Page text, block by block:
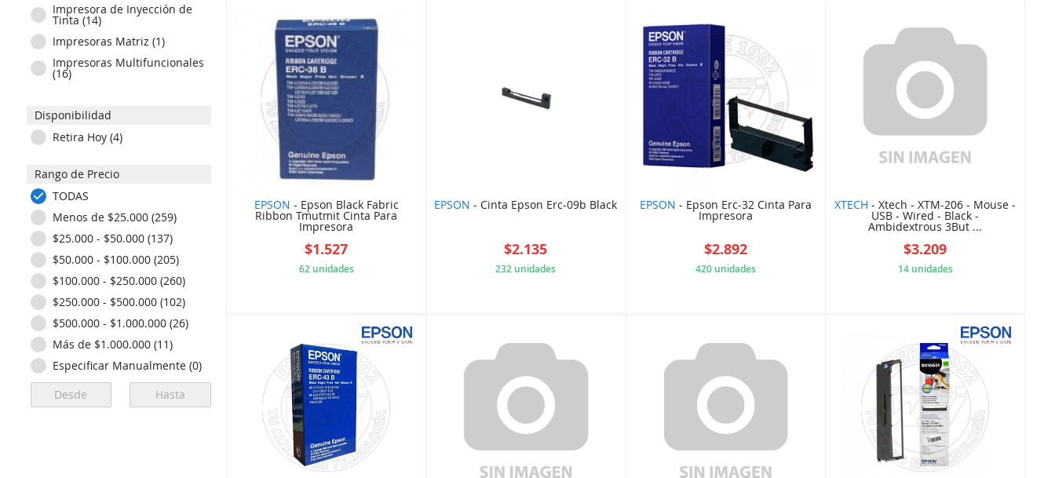
LOGITECH (37)
PRIMUS GAMING (8)
RAZER (19)
STARTECH (1)
XTECH (14)
ZAGG (1)
ZEBRA (5)
Impresora de Inyección de
Tinta (14)
Impresoras Matriz (1)
Impresoras Multifuncionales
(16)
Impresoras a Láser (7)
Impresoras de Corte Plotters
Impresoras y Suministros (1)
Multifuncionales Laser (1)
Ofertas - Ofertas del Día (2)
Ofertas - Wei Friday (1)
Productos - Despacho
Express (2)
Rotuladores & Etiquetadoras
(14)
Suministros de Impresoras
(485)
Suministros para HP (2)
Toner - Kit - Tambor (13)
Tóners HP (Impresoras
Láser) (61)
Disponibilidad
Retira Hoy (4)
Rango de Precio
TODAS
Menos de $25.000 (259)
$25.000 - $50.000 (137)
$50.000 - $100.000 (205)
$100.000 - $250.000 (260)
$250.000 - $500.000 (102)
$500.000 - $1.000.000 (26)
Más de $1.000.000 (11)
Especificar Manualmente (0)
EPSON - Epson Black Fabric
Ribbon Tmutmit Cinta Para
Impresora
$1.527
62 unidades
EPSON - Cinta Epson Erc-09b Black
$2.135
232 unidades
EPSON - Epson Erc-32 Cinta Para
Impresora
$2.892
420 unidades
XTECH - Xtech - XTM-206 - Mouse -
USB - Wired - Black -
Ambidextrous 3But ...
$3.209
14 unidades